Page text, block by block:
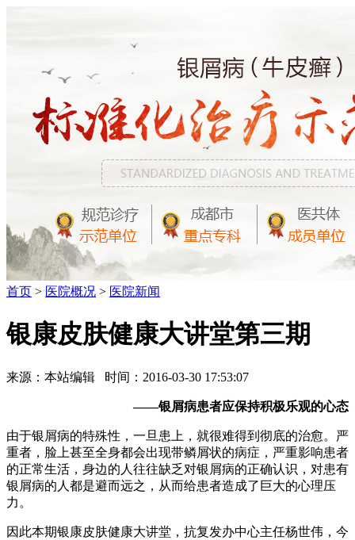
首页 > 医院概况 > 医院新闻
银康皮肤健康大讲堂第三期
来源：本站编辑 时间：2016-03-30 17:53:07
——银屑病患者应保持积极乐观的心态
由于银屑病的特殊性，一旦患上，就很难得到彻底的治愈。严
重者，脸上甚至全身都会出现带鳞屑状的病症，严重影响患者
的正常生活，身边的人往往缺乏对银屑病的正确认识，对患有
银屑病的人都是避而远之，从而给患者造成了巨大的心理压
力。
因此本期银康皮肤健康大讲堂，抗复发办中心主任杨世伟，今